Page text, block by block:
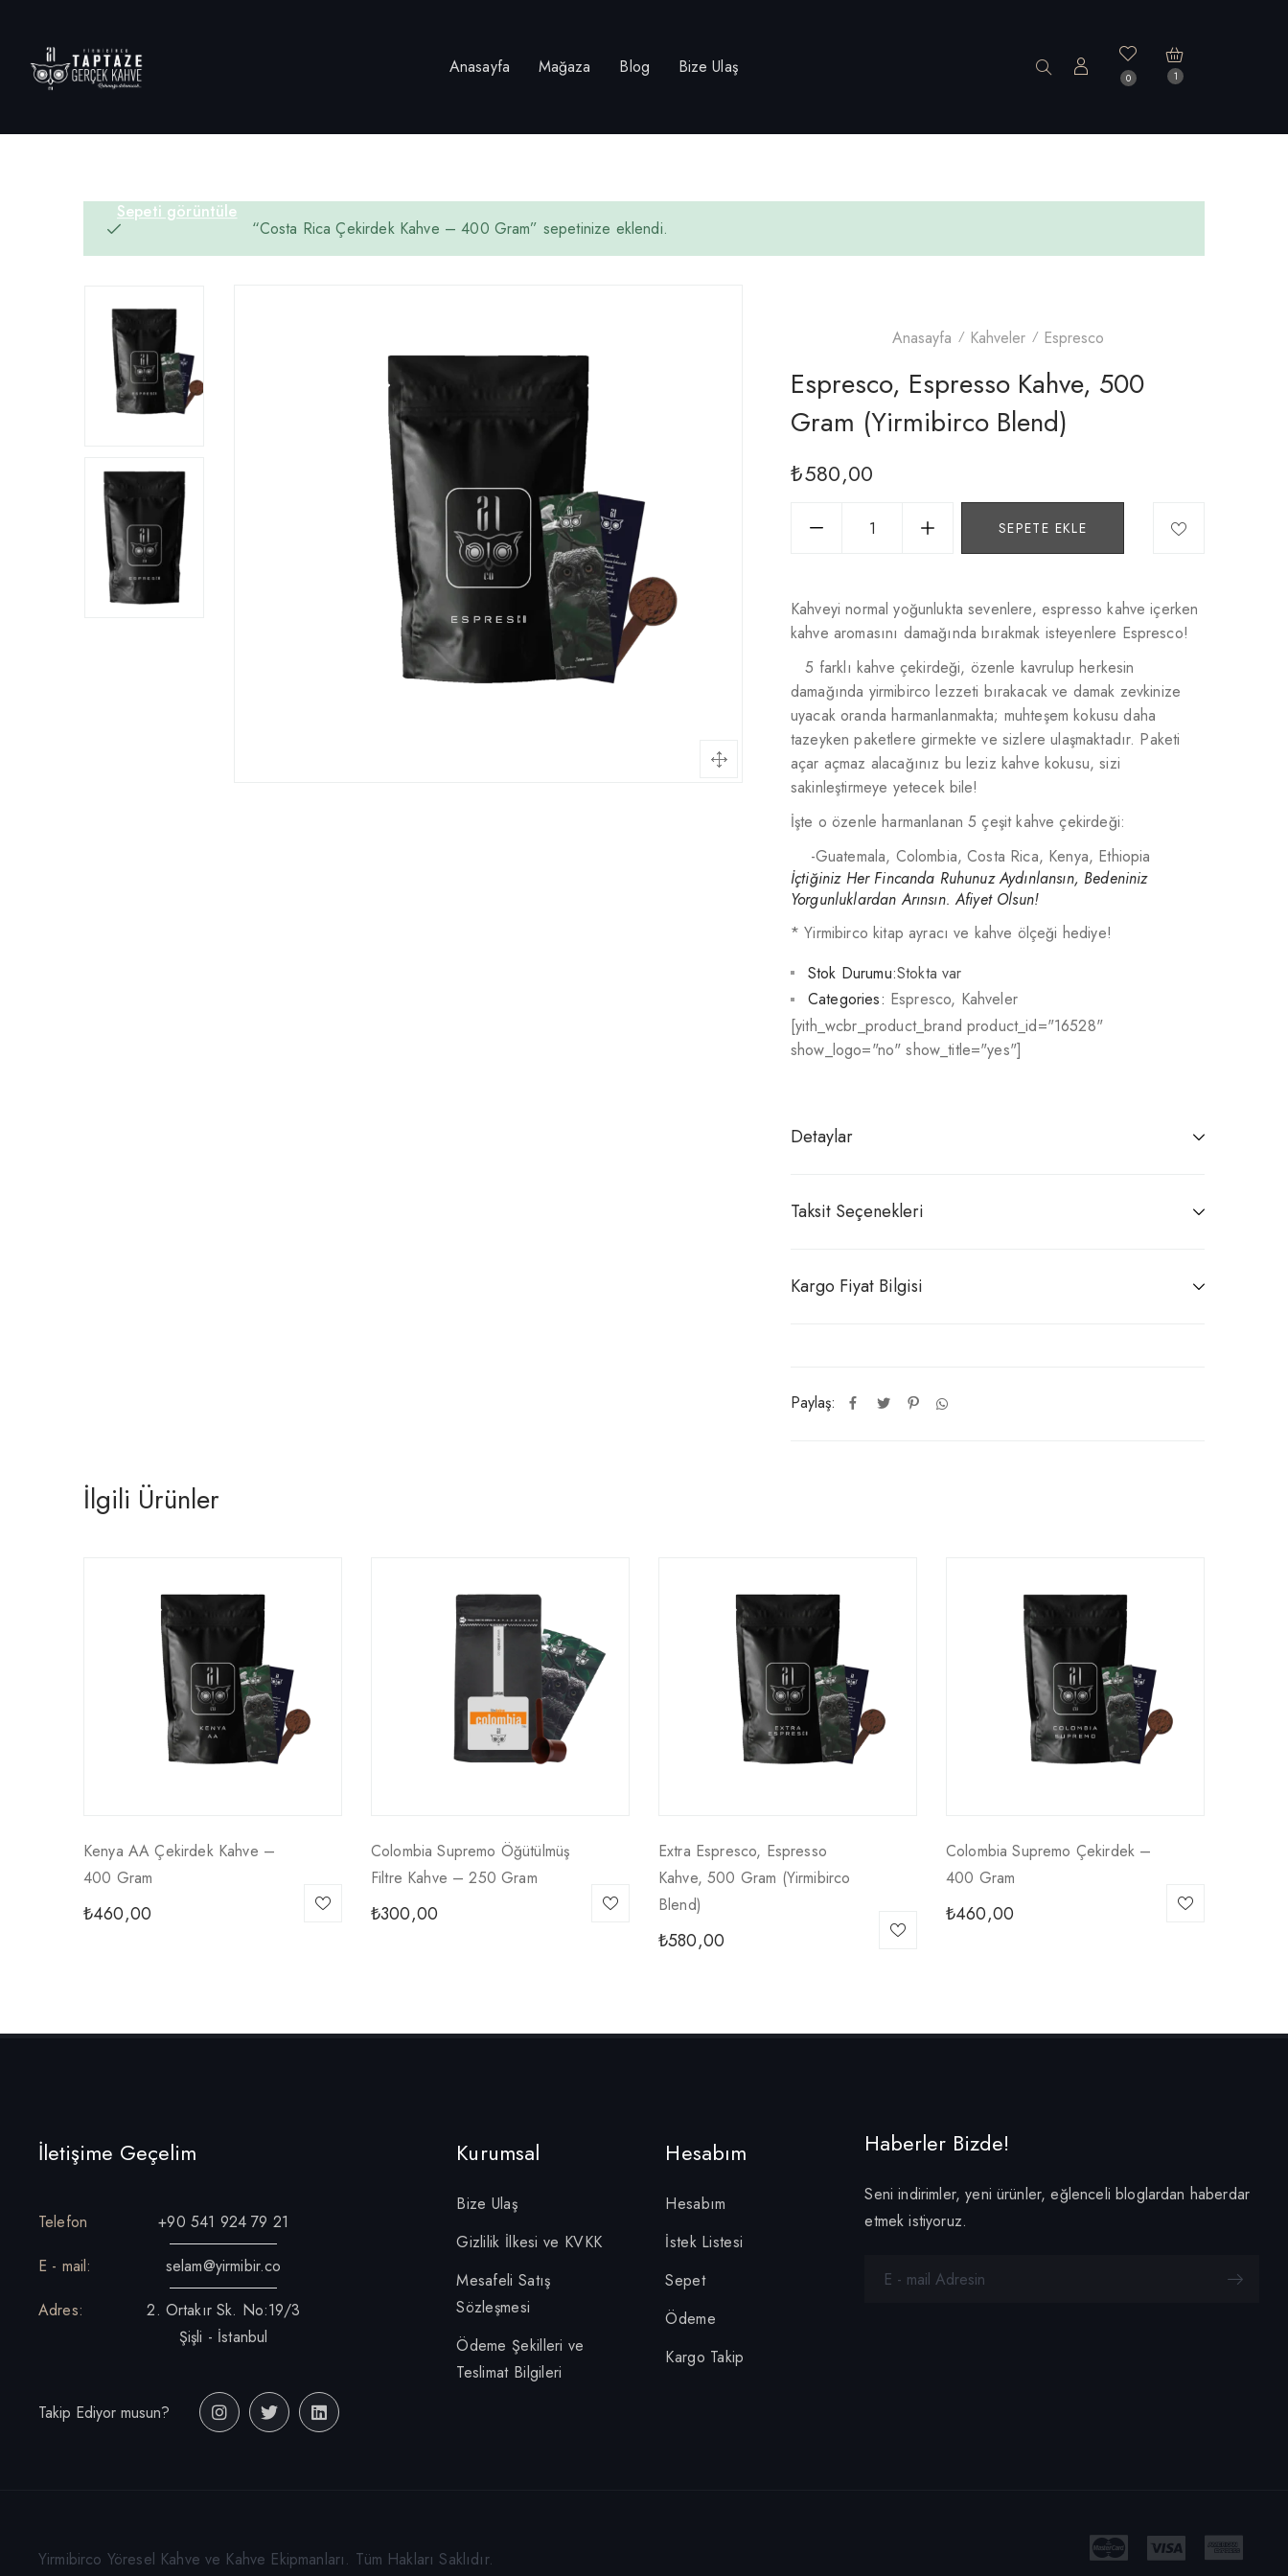
Anasayfa Mağaza Blog Bize Ulaş 0 1
Sepeti görüntüle
“Costa Rica Çekirdek Kahve – 400 Gram” sepetinize eklendi.
Anasayfa Kahveler Espresco
Espresco, Espresso Kahve, 500
Gram (yirmibirco Blend)
₺580,00
SEPETE EKLE
Kahveyi normal yoğunlukta sevenlere, espresso kahve içerken
kahve aromasını damağında bırakmak isteyenlere Espresco!
5 farklı kahve çekirdeği, özenle kavrulup herkesin
damağında yirmibirco lezzeti bırakacak ve damak zevkinize
uyacak oranda harmanlanmakta; muhteşem kokusu daha
tazeyken paketlere girmekte ve sizlere ulaşmaktadır. Paketi
açar açmaz alacağınız bu leziz kahve kokusu, sizi
sakinleştirmeye yetecek bile!
İşte o özenle harmanlanan 5 çeşit kahve çekirdeği:
-Guatemala, Colombia, Costa Rica, Kenya, Ethiopia
İçtiğiniz Her Fincanda Ruhunuz Aydınlansın, Bedeniniz
Yorgunluklardan Arınsın. Afiyet Olsun!
* Yirmibirco kitap ayracı ve kahve ölçeği hediye!
Stok Durumu:Stokta var
Paylaş:
Categories: Espresco, Kahveler
[yith_wcbr_product_brand product_id="16528"
show_logo="no" show_title="yes"]
Detaylar
Taksit Seçenekleri
Kargo Fiyat Bilgisi
İlgili Ürünler
Kenya AA Çekirdek Kahve –
400 Gram
₺460,00
Colombia Supremo Öğütülmüş
Filtre Kahve – 250 Gram
₺300,00
Extra Espresco, Espresso
Kahve, 500 Gram (yirmibirco
Blend)
₺580,00
Colombia Supremo Çekirdek –
400 Gram
₺460,00
İletişime Geçelim
Telefon
+90 541 924 79 21
E - mail:
selam@yirmibir.co
Adres:
2. Ortakır Sk. No:19/3
Şişli - İstanbul
Takip Ediyor musun?
Kurumsal
Bize Ulaş
Gizlilik İlkesi ve KVKK
Mesafeli Satış
Sözleşmesi
Ödeme Şekilleri ve
Teslimat Bilgileri
Hesabım
Hesabım
İstek Listesi
Sepet
Ödeme
Kargo Takip
Haberler Bizde!
Seni indirimler, yeni ürünler, eğlenceli bloglardan haberdar
etmek istiyoruz.
Yirmibirco Yöresel Kahve ve Kahve Ekipmanları. Tüm Hakları Saklıdır.